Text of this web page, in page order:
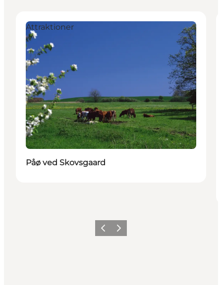
Attraktioner
Påø ved Skovsgaard
ForrigeNæste